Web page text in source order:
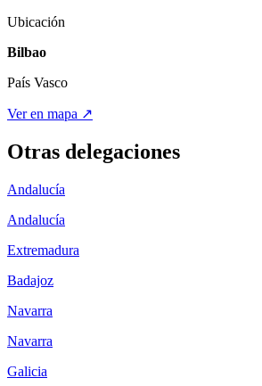
Ubicación
Bilbao
País Vasco
Ver en mapa ↗
Otras delegaciones
Andalucía
Andalucía
Extremadura
Badajoz
Navarra
Navarra
Galicia